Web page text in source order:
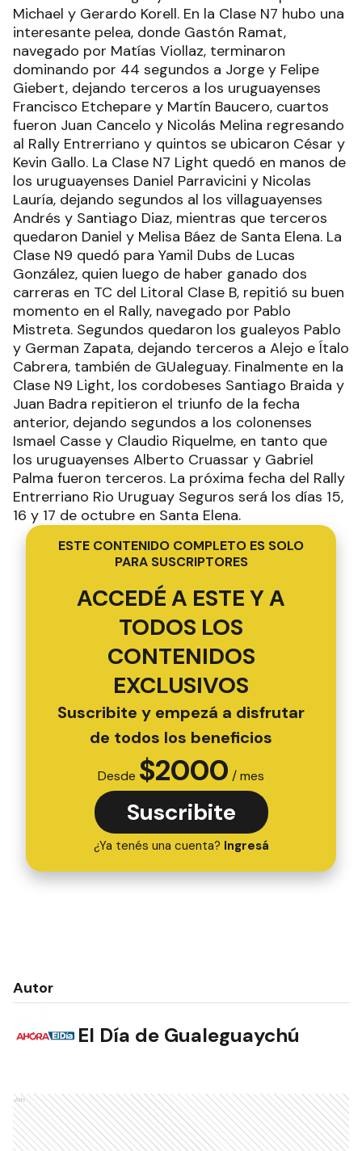
Michael y Gerardo Korell. En la Clase N7 hubo una
interesante pelea, donde Gastón Ramat,
navegado por Matías Viollaz, terminaron
dominando por 44 segundos a Jorge y Felipe
Giebert, dejando terceros a los uruguayenses
Francisco Etchepare y Martín Baucero, cuartos
fueron Juan Cancelo y Nicolás Melina regresando
al Rally Entrerriano y quintos se ubicaron César y
Kevin Gallo. La Clase N7 Light quedó en manos de
los uruguayenses Daniel Parravicini y Nicolas
Lauría, dejando segundos al los villaguayenses
Andrés y Santiago Diaz, mientras que terceros
quedaron Daniel y Melisa Báez de Santa Elena. La
Clase N9 quedó para Yamil Dubs de Lucas
González, quien luego de haber ganado dos
carreras en TC del Litoral Clase B, repitió su buen
momento en el Rally, navegado por Pablo
Mistreta. Segundos quedaron los gualeyos Pablo
y German Zapata, dejando terceros a Alejo e Ítalo
Cabrera, también de GUaleguay. Finalmente en la
Clase N9 Light, los cordobeses Santiago Braida y
Juan Badra repitieron el triunfo de la fecha
anterior, dejando segundos a los colonenses
Ismael Casse y Claudio Riquelme, en tanto que
los uruguayenses Alberto Cruassar y Gabriel
Palma fueron terceros. La próxima fecha del Rally
Entrerriano Rio Uruguay Seguros será los días 15,
16 y 17 de octubre en Santa Elena.
ESTE CONTENIDO COMPLETO ES SOLO
PARA SUSCRIPTORES
ACCEDÉ A ESTE Y A
TODOS LOS
CONTENIDOS
EXCLUSIVOS
Suscribite y empezá a disfrutar
de todos los beneficios
Desde $2000 / mes
Suscribite
¿Ya tenés una cuenta? Ingresá
Autor
El Día de Gualeguaychú
Ads